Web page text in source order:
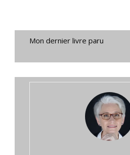
Mon dernier livre paru